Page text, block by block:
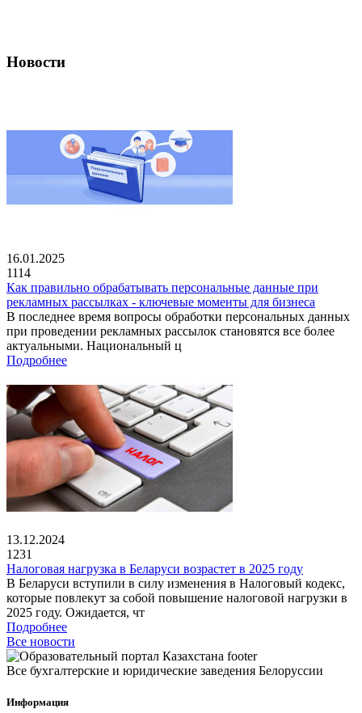
Новости
16.01.2025
1114
Как правильно обрабатывать персональные данные при
рекламных рассылках - ключевые моменты для бизнеса
В последнее время вопросы обработки персональных данных
при проведении рекламных рассылок становятся все более
актуальными. Национальный ц
Подробнее
13.12.2024
1231
Налоговая нагрузка в Беларуси возрастет в 2025 году
В Беларуси вступили в силу изменения в Налоговый кодекс,
которые повлекут за собой повышение налоговой нагрузки в
2025 году. Ожидается, чт
Подробнее
Все новости
Все бухгалтерские и юридические заведения Белоруссии
Информация